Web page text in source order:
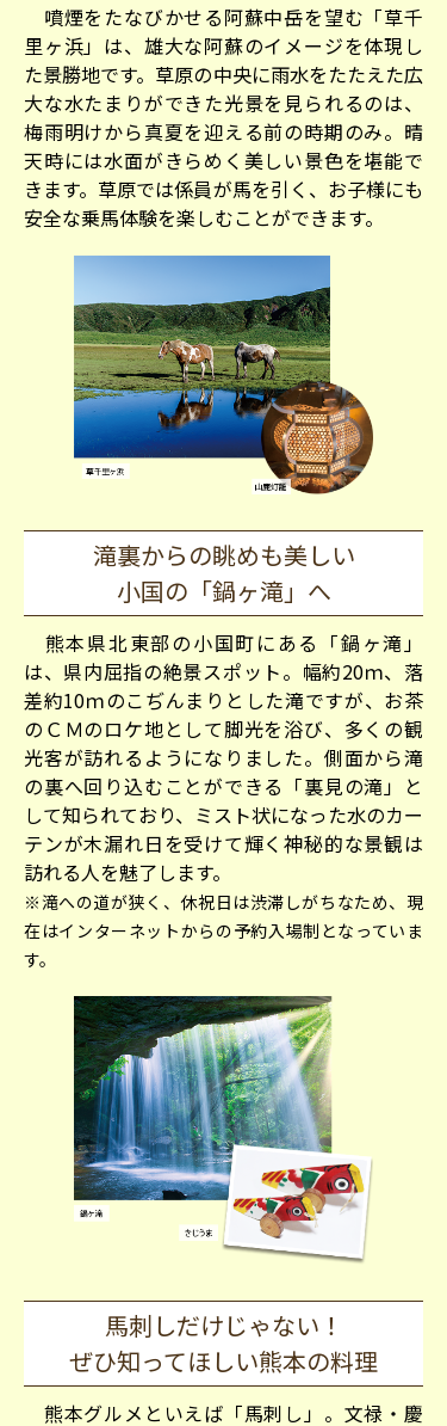
噴煙をたなびかせる阿蘇中岳を望む「草千
里ヶ浜」は、雄大な阿蘇のイメージを体現し
た景勝地です。草原の中央に雨水をたたえた広
大な水たまりができた光景を見られるのは、
梅雨明けから真夏を迎える前の時期のみ。晴
天時には水面がきらめく美しい景色を堪能で
きます。草原では係員が馬を引く、お子様にも
安全な乗馬体験を楽しむことができます。
滝裏からの眺めも美しい
小国の「鍋ヶ滝」へ
熊本県北東部の小国町にある「鍋ヶ滝」
は、県内屈指の絶景スポット。幅約20ｍ、落
差約10ｍのこぢんまりとした滝ですが、お茶
のＣＭのロケ地として脚光を浴び、多くの観
光客が訪れるようになりました。側面から滝
の裏へ回り込むことができる「裏見の滝」と
して知られており、ミスト状になった水のカー
テンが木漏れ日を受けて輝く神秘的な景観は
訪れる人を魅了します。
※滝への道が狭く、休祝日は渋滞しがちなため、現
在はインターネットからの予約入場制となっていま
す。
馬刺しだけじゃない！
ぜひ知ってほしい熊本の料理
熊本グルメといえば「馬刺し」。文禄・慶